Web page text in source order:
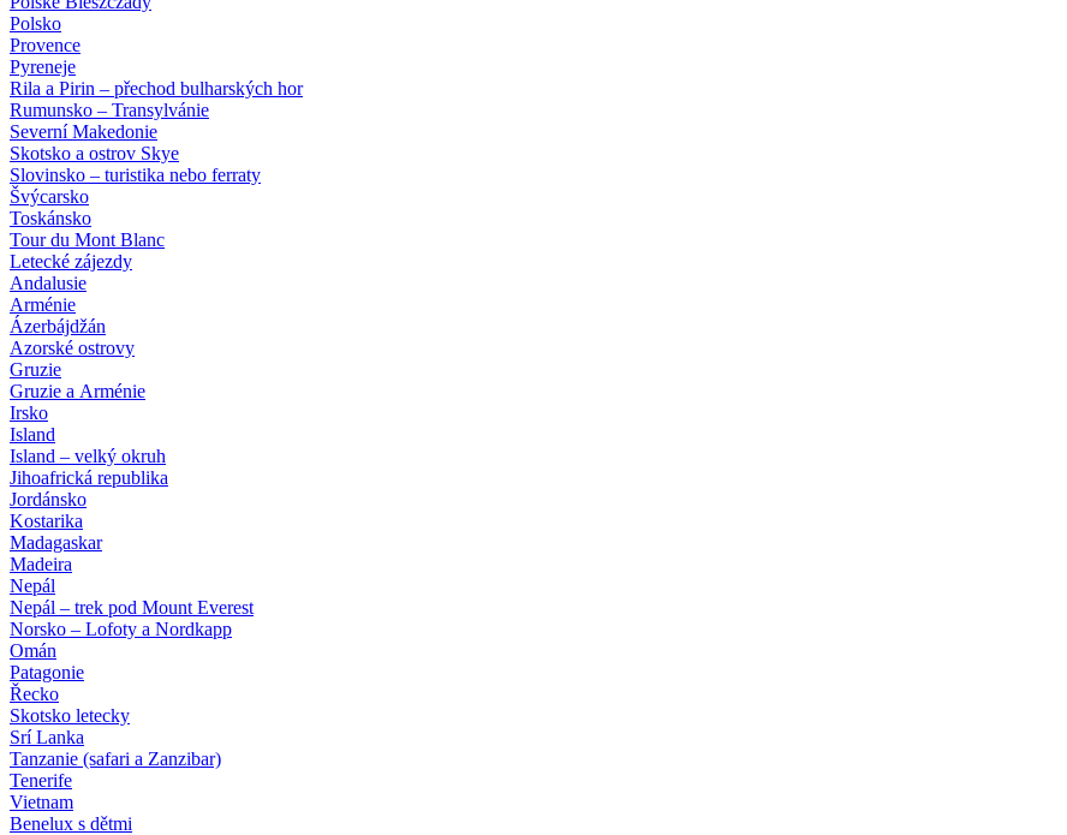
Polsko
Provence
Pyreneje
Rila a Pirin – přechod bulharských hor
Rumunsko – Transylvánie
Severní Makedonie
Skotsko a ostrov Skye
Slovinsko – turistika nebo ferraty
Švýcarsko
Toskánsko
Tour du Mont Blanc
Letecké zájezdy
Andalusie
Arménie
Ázerbájdžán
Azorské ostrovy
Gruzie
Gruzie a Arménie
Irsko
Island
Island – velký okruh
Jihoafrická republika
Jordánsko
Kostarika
Madagaskar
Madeira
Nepál
Nepál – trek pod Mount Everest
Norsko – Lofoty a Nordkapp
Omán
Patagonie
Řecko
Skotsko letecky
Srí Lanka
Tanzanie (safari a Zanzibar)
Tenerife
Vietnam
Benelux s dětmi